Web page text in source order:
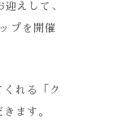
えして、
プを開催
れる「ク
ます。